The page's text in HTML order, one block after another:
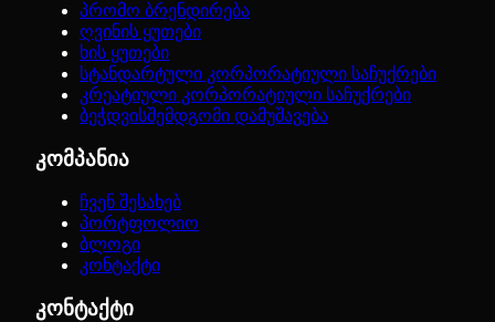
პრომო ბრენდირება
ღვინის ყუთები
ხის ყუთები
სტანდარტული კორპორატიული საჩუქრები
კრეატიული კორპორატიული საჩუქრები
ბეჭდვისშემდგომი დამუშავება
კომპანია
ჩვენ შესახებ
პორტფოლიო
ბლოგი
კონტაქტი
კონტაქტი